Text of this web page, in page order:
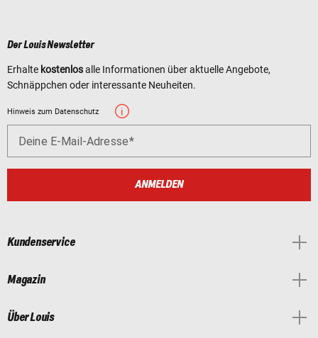
Der Louis Newsletter
Erhalte kostenlosalle Informationen über aktuelle Angebote,
Schnäppchen oder interessante Neuheiten.
Hinweis zum Datenschutz
Deine E-Mail-Adresse
ANMELDEN
Kundenservice
Magazin
Über Louis